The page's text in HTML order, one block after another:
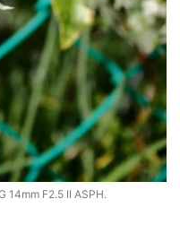
14mm F2.5 II ASPH.